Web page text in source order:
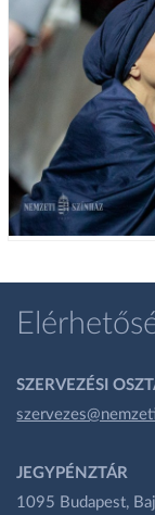
SZERVEZÉSI
JEGYPÉNZTÁR
1095 Budapest,